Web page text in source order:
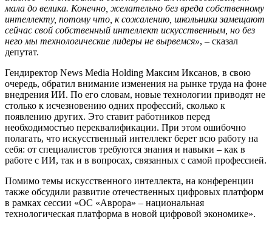
мала до велика. Конечно, желательно без вреда собственному
интеллекту, потому что, к сожалению, школьники замещают
сейчас свой собственный интеллект искусственным, но без
него мы технологические лидеры не вырвемся», – сказал
депутат.
Гендиректор News Media Holding Максим Иксанов, в свою
очередь, обратил внимание изменения на рынке труда на фоне
внедрения ИИ. По его словам, новые технологии приводят не
столько к исчезновению одних профессий, сколько к
появлению других. Это ставит работников перед
необходимостью переквалификации. При этом ошибочно
полагать, что искусственный интеллект берет всю работу на
себя: от специалистов требуются знания и навыки – как в
работе с ИИ, так и в вопросах, связанных с самой профессией.
Помимо темы искусственного интеллекта, на конференции
также обсудили развитие отечественных цифровых платформ
в рамках сессии «ОС «Аврора» – национальная
технологическая платформа в новой цифровой экономике».